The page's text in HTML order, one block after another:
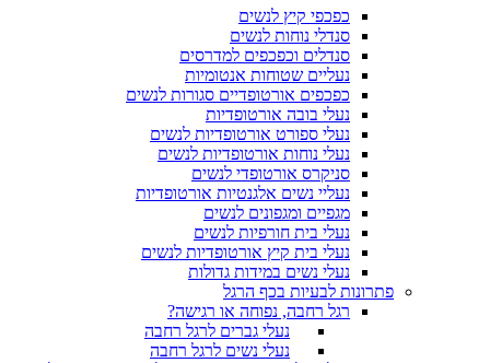
כפכפי קיץ לנשים
סנדלי נוחות לנשים
סנדלים וכפכפים למדרסים
נעליים שטוחות אנטומיות
כפכפים אורטופדיים סגורות לנשים
נעלי בובה אורטופדיות
נעלי ספורט אורטופדיות לנשים
נעלי נוחות אורטופדיות לנשים
סניקרס אורטופדי לנשים
נעליי נשים אלגנטיות אורטופדיות
מגפיים ומגפונים לנשים
נעלי בית חורפיות לנשים
נעלי בית קיץ אורטופדיות לנשים
נעלי נשים במידות גדולות
פתרונות לבעיות בכף הרגל
רגל רחבה, נפוחה או רגישה?
נעלי גברים לרגל רחבה
נעלי נשים לרגל רחבה